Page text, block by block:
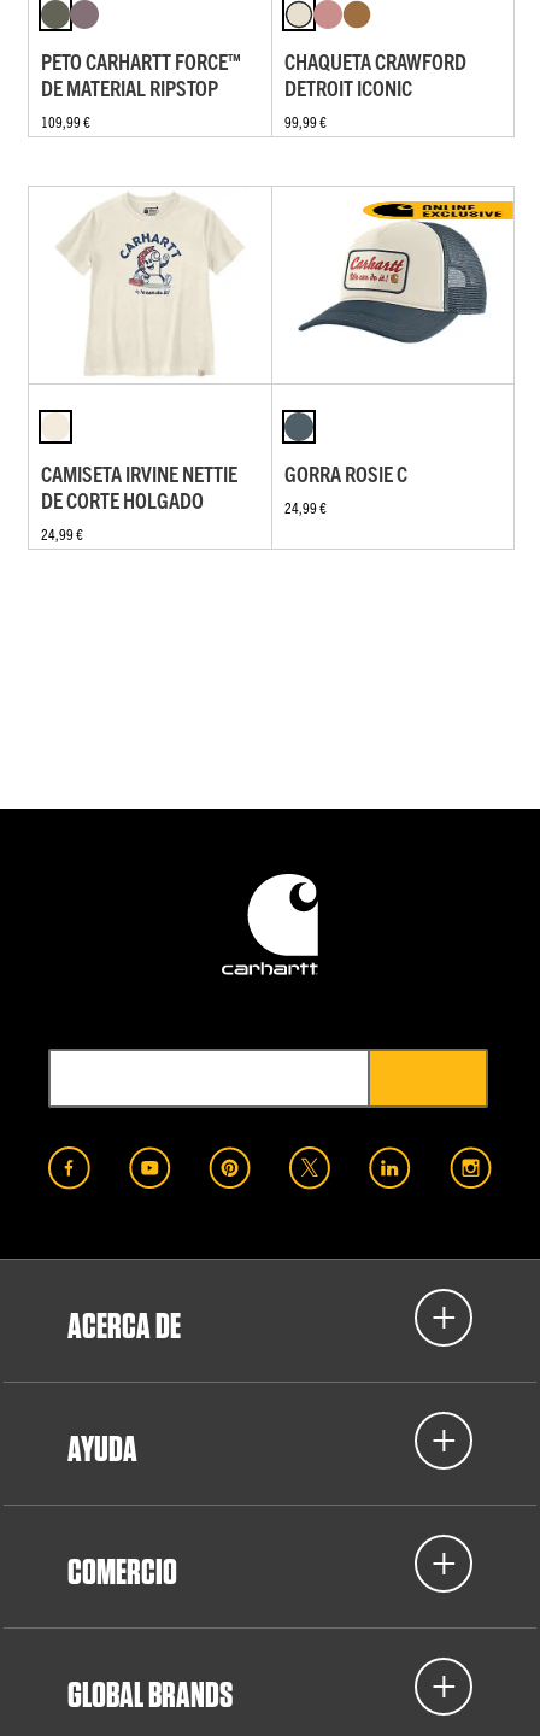
PETO CARHARTT FORCE™
DE MATERIAL RIPSTOP
109,99 €
CHAQUETA CRAWFORD
DETROIT ICONIC
99,99 €
CAMISETA IRVINE NETTIE
DE CORTE HOLGADO
24,99 €
GORRA ROSIE C
24,99 €
ACERCA DE
AYUDA
COMERCIO
GLOBAL BRANDS